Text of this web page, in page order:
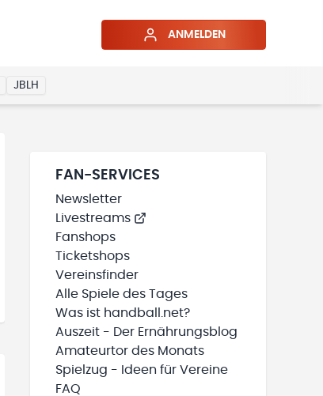
ANMELDEN
JBLH
FAN-SERVICES
Newsletter
Livestreams
Fanshops
Ticketshops
Vereinsfinder
Alle Spiele des Tages
Was ist handball.net?
Auszeit - Der Ernährungsblog
Amateurtor des Monats
Spielzug - Ideen für Vereine
FAQ